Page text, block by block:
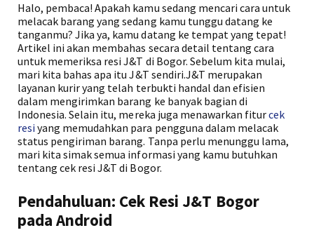
Halo, pembaca! Apakah kamu sedang mencari cara untuk
melacak barang yang sedang kamu tunggu datang ke
tanganmu? Jika ya, kamu datang ke tempat yang tepat!
Artikel ini akan membahas secara detail tentang cara
untuk memeriksa resi J&T di Bogor. Sebelum kita mulai,
mari kita bahas apa itu J&T sendiri.J&T merupakan
layanan kurir yang telah terbukti handal dan efisien
dalam mengirimkan barang ke banyak bagian di
Indonesia. Selain itu, mereka juga menawarkan fiturcek
resi yang memudahkan para pengguna dalam melacak
status pengiriman barang. Tanpa perlu menunggu lama,
mari kita simak semua informasi yang kamu butuhkan
tentang cek resi J&T di Bogor.
Pendahuluan: Cek Resi J&T Bogor
pada Android